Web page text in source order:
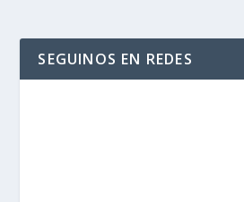
SEGUINOS EN REDES